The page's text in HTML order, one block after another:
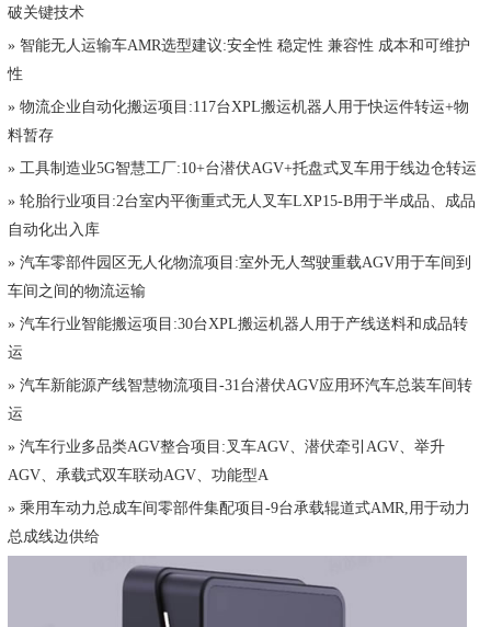
破关键技术
» 智能无人运输车AMR选型建议:安全性 稳定性 兼容性 成本和可维护
性
» 物流企业自动化搬运项目:117台XPL搬运机器人用于快运件转运+物
料暂存
» 工具制造业5G智慧工厂:10+台潜伏AGV+托盘式叉车用于线边仓转运
» 轮胎行业项目:2台室内平衡重式无人叉车LXP15-B用于半成品、成品
自动化出入库
» 汽车零部件园区无人化物流项目:室外无人驾驶重载AGV用于车间到
车间之间的物流运输
» 汽车行业智能搬运项目:30台XPL搬运机器人用于产线送料和成品转
运
» 汽车新能源产线智慧物流项目-31台潜伏AGV应用环汽车总装车间转
运
» 汽车行业多品类AGV整合项目:叉车AGV、潜伏牵引AGV、举升
AGV、承载式双车联动AGV、功能型A
» 乘用车动力总成车间零部件集配项目-9台承载辊道式AMR,用于动力
总成线边供给